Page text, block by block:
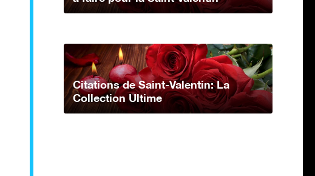
Citations de Saint-Valentin: La
Collection Ultime